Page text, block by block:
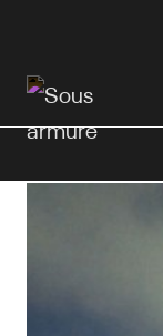
contenu
principal